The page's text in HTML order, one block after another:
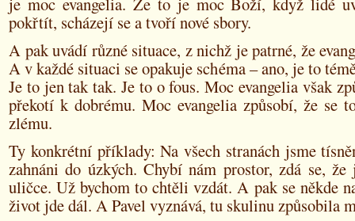
pokřtít, scházejí se a tvoří nové sbory.
A pak uvádí různé situace, z nichž je patrné, že
A v každé situaci se opakuje schéma – ano, je to
Je to jen tak tak. Je to o fous. Moc evangelia však
překotí k dobrému. Moc evangelia způsobí, že se
zlému.
Ty konkrétní příklady: Na všech stranách jsme
zahnáni do úzkých. Chybí nám prostor, zdá se, že
uličce. Už bychom to chtěli vzdát. A pak se někde
život jde dál. A Pavel vyznává, tu skulinu způsobila